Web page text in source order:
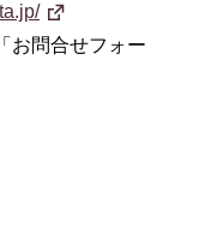
問合せフォー